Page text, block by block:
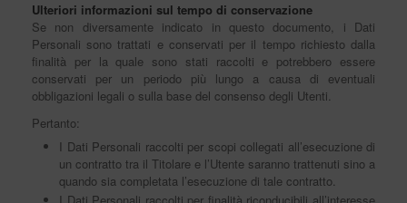
Ulteriori informazioni sul tempo di conservazione
Se non diversamente indicato in questo documento, i Dati
Personali sono trattati e conservati per il tempo richiesto dalla
finalità per la quale sono stati raccolti e potrebbero essere
conservati per un periodo più lungo a causa di eventuali
obbligazioni legali o sulla base del consenso degli Utenti.
Pertanto:
I Dati Personali raccolti per scopi collegati all’esecuzione di
un contratto tra il Titolare e l’Utente saranno trattenuti sino a
quando sia completata l’esecuzione di tale contratto.